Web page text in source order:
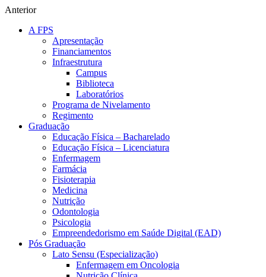
Anterior
A FPS
Apresentação
Financiamentos
Infraestrutura
Campus
Biblioteca
Laboratórios
Programa de Nivelamento
Regimento
Graduação
Educação Física – Bacharelado
Educação Física – Licenciatura
Enfermagem
Farmácia
Fisioterapia
Medicina
Nutrição
Odontologia
Psicologia
Empreendedorismo em Saúde Digital (EAD)
Pós Graduação
Lato Sensu (Especialização)
Enfermagem em Oncologia